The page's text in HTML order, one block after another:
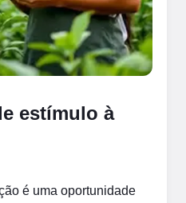
estímulo à
é uma oportunidade